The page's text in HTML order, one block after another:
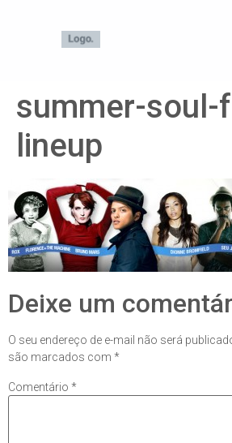
summer-soul-
lineup
Deixe um
O seu endereço de e-mail não será
são marcados com *
Comentário *